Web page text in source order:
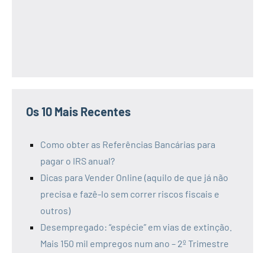
Os 10 Mais Recentes
Como obter as Referências Bancárias para
pagar o IRS anual?
Dicas para Vender Online (aquilo de que já não
precisa e fazê-lo sem correr riscos fiscais e
outros)
Desempregado: “espécie” em vias de extinção.
Mais 150 mil empregos num ano – 2º Trimestre